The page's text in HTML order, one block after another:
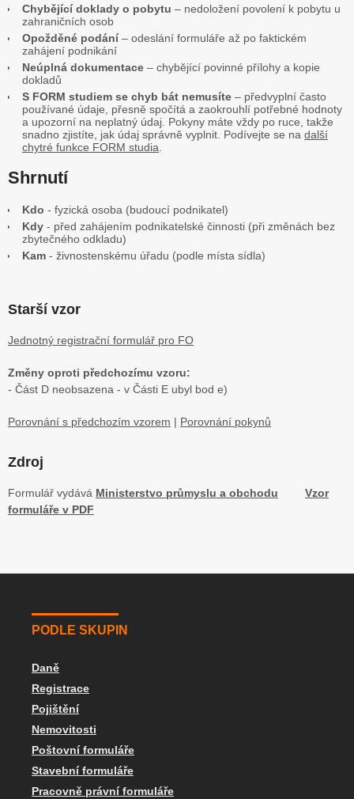
Chybějící doklady o pobytu – nedoložení povolení k pobytu u
zahraničních osob
Opožděné podání– odeslání formuláře až po faktickém
zahájení podnikání
Neúplná dokumentace – chybějící povinné přílohy a kopie
dokladů
S FORM studiem se chyb bát nemusíte – předvyplní často
používané údaje, přesně spočítá a zaokrouhlí potřebné hodnoty
a upozorní na neplatný údaj. Pokyny máte vždy po ruce, takže
snadno zjistíte, jak údaj správně vyplnit. Podívejte se na další
chytré funkce FORM studia
Shrnutí
Kdo - fyzická osoba (budoucí podnikatel)
Kdy - před zahájením podnikatelské činnosti (při změnách bez
zbytečného odkladu)
Kam - živnostenskému úřadu (podle místa sídla)
Starší vzor
Jednotný registrační formulář pro FO
Změny oproti předchozímu vzoru:
- Část D neobsazena - v Části E ubyl bod e)
Porovnání s předchozím vzorem | Porovnání pokynů
Zdroj
Formulář vydává Ministerstvo průmyslu a obchodu
Vzor
formuláře v PDF
PODLE SKUPIN
Daně
Registrace
Pojištění
Nemovitosti
Poštovní formuláře
Stavební formuláře
Pracovně právní formuláře